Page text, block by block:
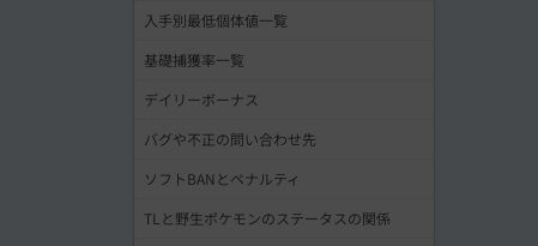
入手別最低個体値一覧
基礎捕獲率一覧
デイリーボーナス
バグや不正の問い合わせ先
ソフトBANとペナルティ
TLと野生ポケモンのステータスの関係